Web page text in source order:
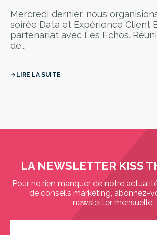
Mercredi dernier, nous
soirée Data et Expérience Client
partenariat avec Les Echos.
de...
arrow_forward LIRE LA SUITE
LA NEWSLETTER KISS
Pour ne rien manquer de notre
de conseils marketing, abonnez-
newsletter mensuelle.